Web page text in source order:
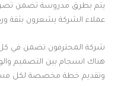
يتم بطرق مدروسة تضمن
عملاء الشركة يشعرون بثقة
شركة المحترفون تضمن في كل
هناك انسجام بين التصميم
وتقديم خطة مخصصة لكل